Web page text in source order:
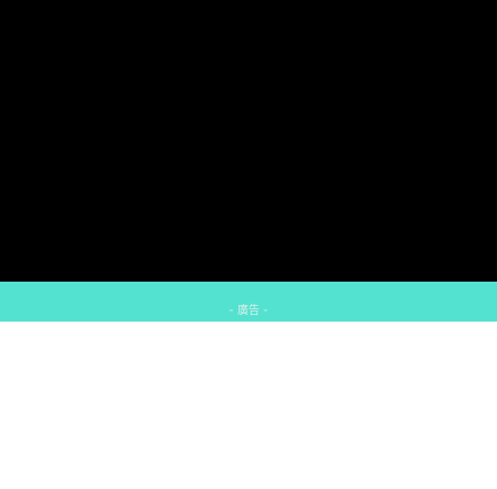
- 廣告 -